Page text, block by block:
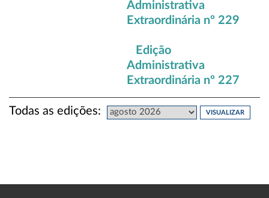
Administrativa
Extraordinária nº 229
Edição
Administrativa
Extraordinária nº 227
Todas as edições: